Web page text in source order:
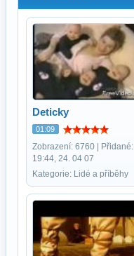
Deticky
01:09
Zobrazení: 6760 | Přidané:
19:44, 24. 04 07
Kategorie: Lidé a příběhy